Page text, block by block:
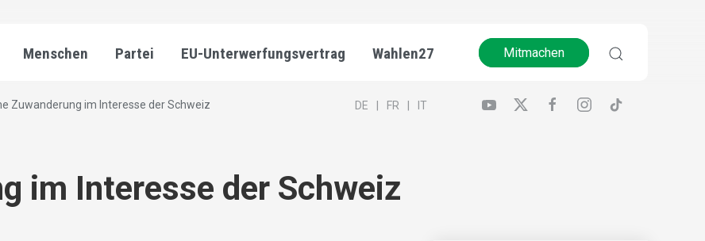
Menschen Partei EU-Unterwerfungsvertrag Wahlen27 Mitmachen
Zuwanderung im Interesse der Schweiz DE FR IT
im Interesse der Schweiz